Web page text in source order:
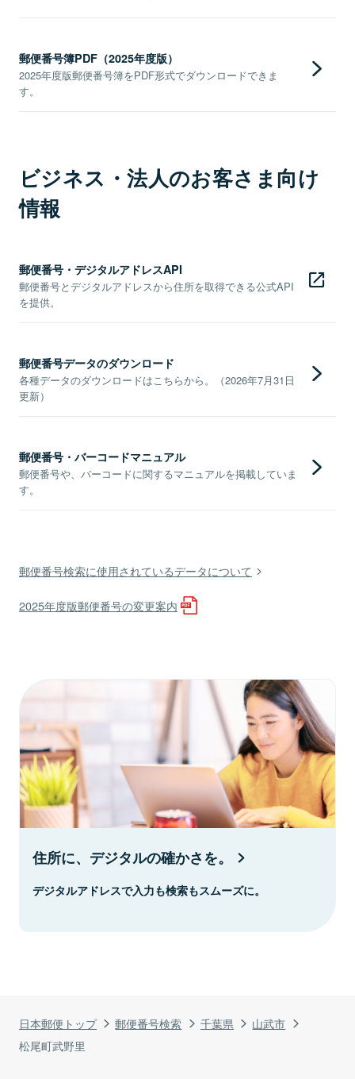
日本郵便トップ 郵便番号検索 千葉県
山武市
松尾町武野里
郵便番号簿PDF（2025年度版）
2025年度版郵便番号簿をPDF形式でダウンロードできま
す。
ビジネス・法人のお客さま向け
情報
郵便番号・デジタルアドレスAPI
郵便番号とデジタルアドレスから住所を取得できる公式API
を提供。
郵便番号データのダウンロード
各種データのダウンロードはこちらから。（2026年7月31日
更新）
郵便番号・バーコードマニュアル
郵便番号や、バーコードに関するマニュアルを掲載していま
す。
郵便番号検索に使用されているデータについて
2025年度版郵便番号の変更案内
住所に、デジタルの確かさを。
デジタルアドレスで入力も検索もスムーズに。